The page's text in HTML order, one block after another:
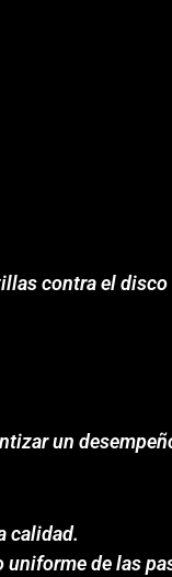
contra el
un
calidad.
de las